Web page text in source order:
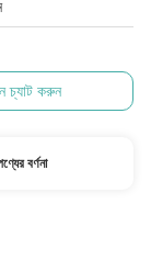
চ্যাট করুন
বর্ণনা